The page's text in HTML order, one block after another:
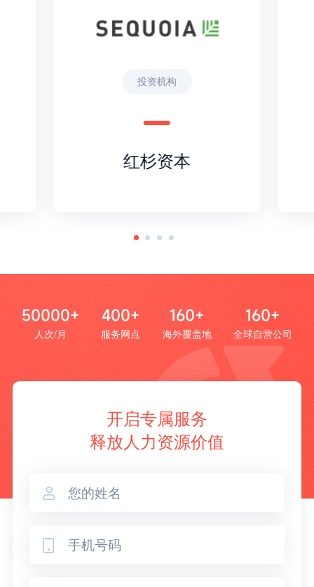
投资机构
红杉资本
50000+
人次/月
400+
服务网点
160+
海外覆盖地
160+
全球自营公司
开启专属服务
释放人力资源价值

